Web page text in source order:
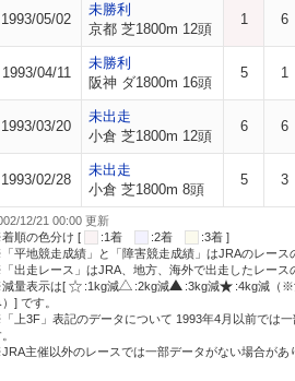
1993/05/02
未勝利
京都 芝1800m 12頭
1 6
1993/04/11
未勝利
阪神 ダ1800m 16頭
5 1
1993/03/20
未出走
小倉 芝1800m 12頭
6 6
1993/02/28
未出走
小倉 芝1800m 8頭
5 3
12/21 00:00 更新
順の色分け [
:1着 :2着
:3着 ]
平地競走成績」と「障害競走成績」はJRAのレース
出走レース」はJRA、地方、海外で出走したレース
量表示は[
:1kg減 :2kg減 :3kg減 :4kg減（※
] です。
上3F」表記のデータについて 1993年4月以前では
主催以外のレースでは一部データがない場合があ